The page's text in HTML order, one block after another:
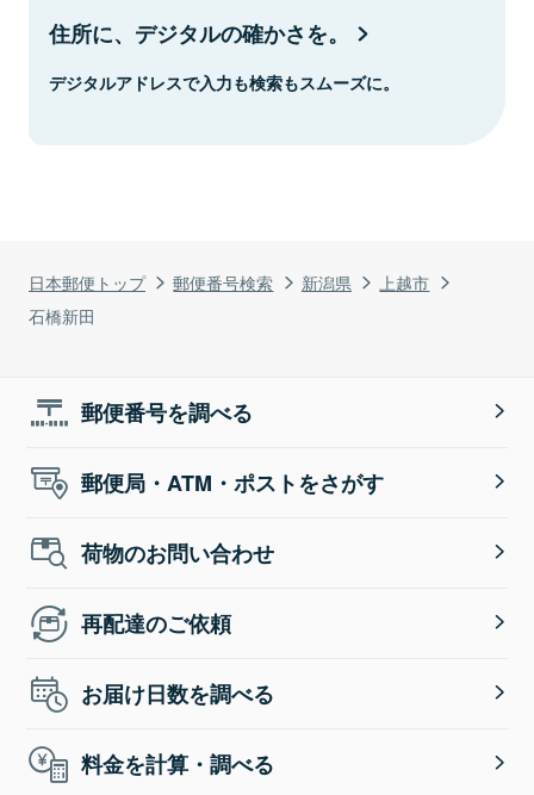
日本郵便トップ 郵便番号検索 新潟県
上越市
石橋新田
住所に、デジタルの確かさを。
デジタルアドレスで入力も検索もスムーズに。
郵便番号を調べる
郵便局・ATM・ポストをさがす
荷物のお問い合わせ
再配達のご依頼
お届け日数を調べる
料金を計算・調べる